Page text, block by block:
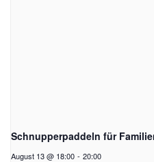
Schnupperpaddeln für
August 13 @ 18:00 - 20:00